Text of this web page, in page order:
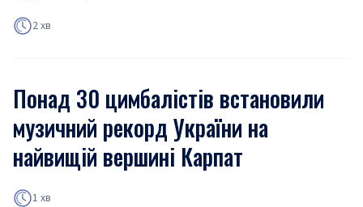
2 хв
Понад 30 цимбалістів встановили
музичний рекорд України на
найвищій вершині Карпат
1 хв